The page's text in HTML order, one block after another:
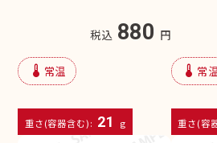
税込 880 円
device_thermostat 常温
重さ(容器含む): 21 g
device_thermostat 常温
重さ(容